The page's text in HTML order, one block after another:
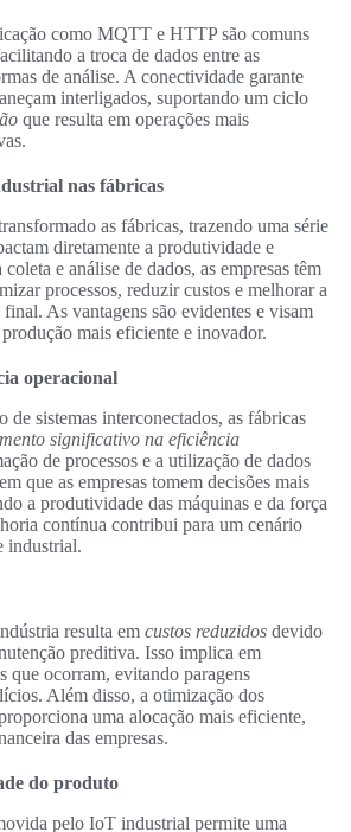
como MQTT e HTTP são comuns
a troca de dados entre as
de análise. A conectividade garante
interligados, suportando um ciclo
que resulta em operações mais
nas fábricas
as fábricas, trazendo uma série
diretamente a produtividade e
e análise de dados, as empresas têm
processos, reduzir custos e melhorar a
As vantagens são evidentes e visam
mais eficiente e inovador.
operacional
de sistemas interconectados, as fábricas
significativo na eficiência
de processos e a utilização de dados
que as empresas tomem decisões mais
a produtividade das máquinas e da força
contínua contribui para um cenário
industrial.
resulta em custos reduzidos devido
preditiva. Isso implica em
que ocorram, evitando paragens
Além disso, a otimização dos
uma alocação mais eficiente,
das empresas.
do produto
pelo IoT industrial permite uma